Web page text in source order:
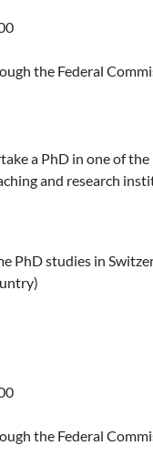
Government
the Federal
a PhD in one of
and research
PhD studies in
Government
the Federal